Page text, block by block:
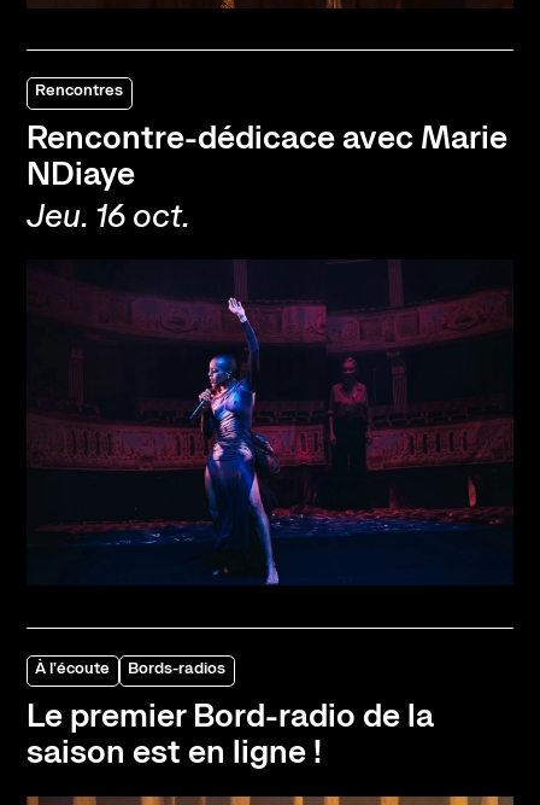
Rencontres
Rencontre-dédicace avec Marie
NDiaye
Jeu. 16 oct.
À l'écoute Bords-radios
Le premier Bord-radio de la
saison est en ligne !